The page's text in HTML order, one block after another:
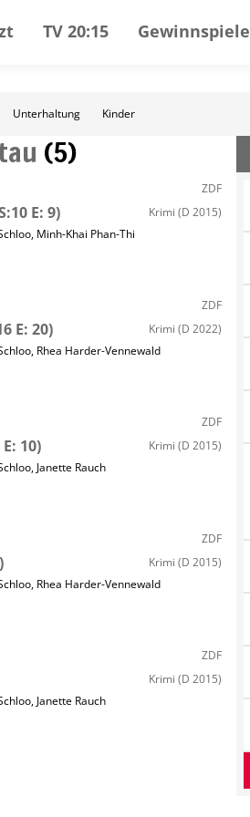
TV 20:15 Gewinnspiele
Unterhaltung Kinder
(5)
ZDF
E: 9) Krimi (D 2015)
, Minh-Khai Phan-Thi
ZDF
E: 20) Krimi (D 2022)
, Rhea Harder-Vennewald
ZDF
10) Krimi (D 2015)
, Janette Rauch
ZDF
Krimi (D 2015)
, Rhea Harder-Vennewald
ZDF
Krimi (D 2015)
, Janette Rauch